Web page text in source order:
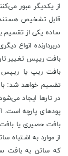
از یکدیگر عبور
قابل تشخیص
ساده یکی از تقسیم
دربردارنده انواع
بافت ریپس تغییر
بافت ریپ یا
تقسیم خواهد شد:
در تارها ایجاد
پودهای پارچه است.
بافت حصیری یا
از موارد به
که ساتن به بافت